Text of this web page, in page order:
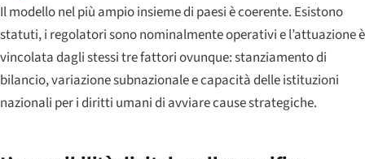
Il modello nel più ampio insieme di paesi è coerente. Esistono
statuti, i regolatori sono nominalmente operativi e l’attuazione è
vincolata dagli stessi tre fattori ovunque: stanziamento di
bilancio, variazione subnazionale e capacità delle istituzioni
nazionali per i diritti umani di avviare cause strategiche.